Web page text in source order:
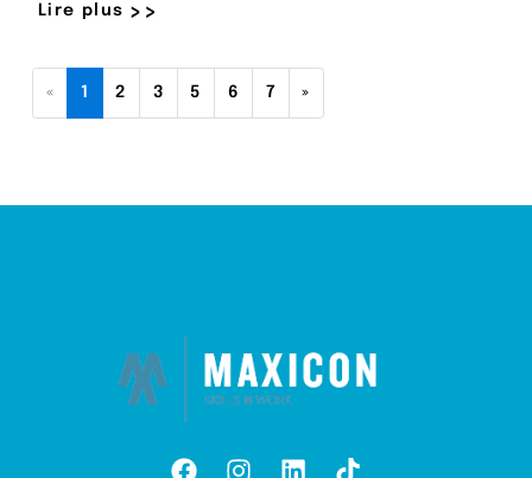
Lire plus
« 1 (current)
2 3 5 6 7 »